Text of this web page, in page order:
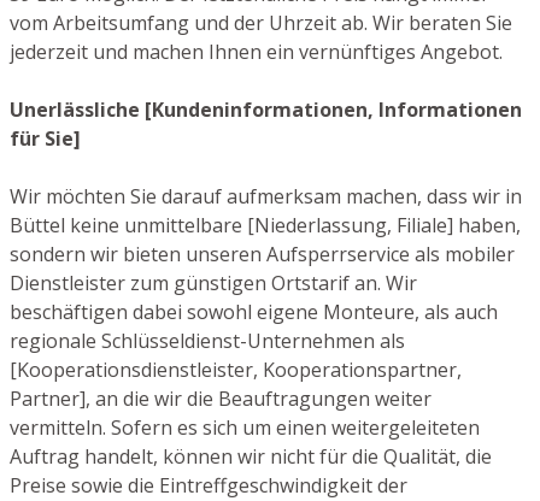
vom Arbeitsumfang und der Uhrzeit ab. Wir beraten Sie
jederzeit und machen Ihnen ein vernünftiges Angebot.
Unerlässliche [Kundeninformationen, Informationen
für Sie]
Wir möchten Sie darauf aufmerksam machen, dass wir in
Büttel keine unmittelbare [Niederlassung, Filiale] haben,
sondern wir bieten unseren Aufsperrservice als mobiler
Dienstleister zum günstigen Ortstarif an. Wir
beschäftigen dabei sowohl eigene Monteure, als auch
regionale Schlüsseldienst-Unternehmen als
[Kooperationsdienstleister, Kooperationspartner,
Partner], an die wir die Beauftragungen weiter
vermitteln. Sofern es sich um einen weitergeleiteten
Auftrag handelt, können wir nicht für die Qualität, die
Preise sowie die Eintreffgeschwindigkeit der